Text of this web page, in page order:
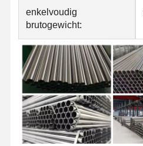
enkelvoudig
brutogewicht: